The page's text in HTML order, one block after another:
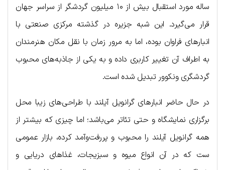
ساله مورد استقبال بیش از ۱۰ میلیون گردشگر از سراسر جهان
قرار می‌گیرد. این شبه جزیره در گذشته مرکزی صنعتی با
انبارهای فراوان بوده، اما به مرور زمان با نقل مکان هنرمندان
به اطراف آن تغییر کاربری داده و به یکی از جاذبه‌های محبوب
گردشگری ونکوور تبدیل شده است.
در حال حاضر انبارهای گرانویل آیلند با طراحی‌های زیبا محل
برگزاری نمایشگاه و حتی تئاتر می‌باشد؛ اما چیزی که بیشتر از
همه گرانویل آیلند را محبوب و پررفت‌وآمد کرده، بازار عمومی
ست که در آن انواع میوه و سبزیجات، غذاهای دریایی و